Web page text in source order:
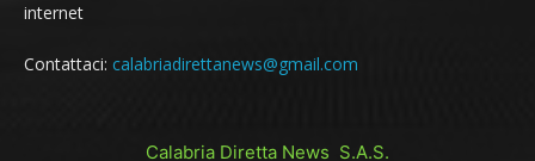
internet
Contattaci: calabriadirettanews@gmail.com
Calabria Diretta News S.A.S.